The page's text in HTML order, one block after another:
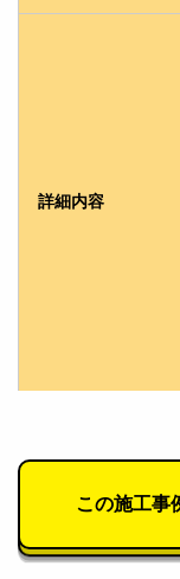
詳細内容
この施工事